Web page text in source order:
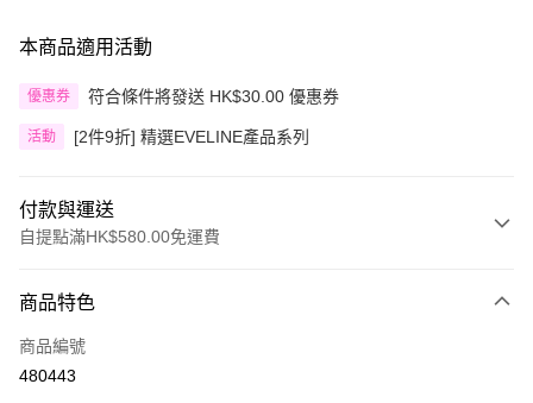
本商品適用活動
優惠券 符合條件將發送 HK$30.00 優惠券
活動 [2件9折] 精選EVELINE產品系列
付款與運送
自提點滿HK$580.00免運費
信用卡
Apple Pay
商品特色
商品編號
480443